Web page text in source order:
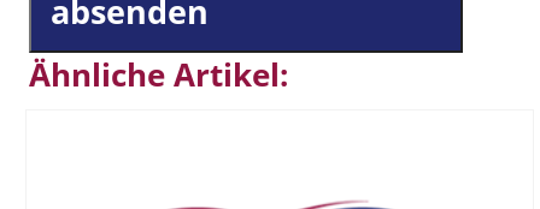
absenden
Ähnliche Artikel: